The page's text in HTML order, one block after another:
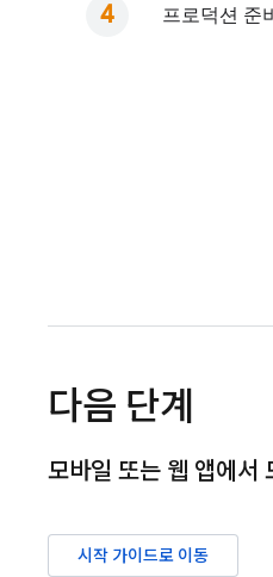
프로덕션 준비
다음 단계
모바일 또는 웹 앱에서
시작 가이드로 이동